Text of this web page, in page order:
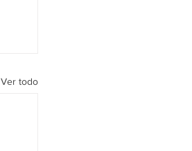
Ver todo